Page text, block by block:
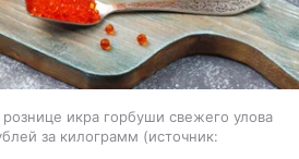
икра горбуши свежего улова
за килограмм
источник: